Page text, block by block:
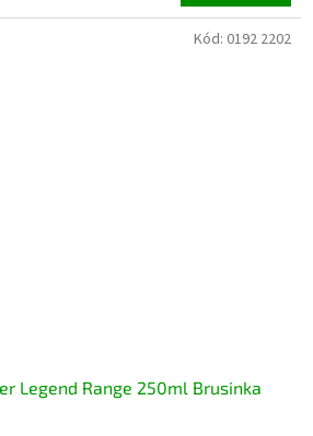
Legend Range 250ml Brusinka
Kód: 0192 2202